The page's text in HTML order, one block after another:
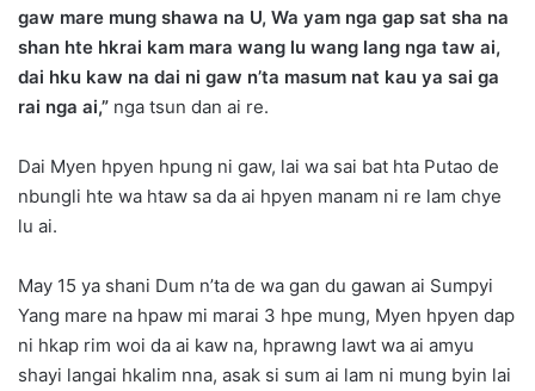
gaw mare mung shawa na U, Wa yam nga gap sat sha na
shan hte hkrai kam mara wang lu wang lang nga taw ai,
dai hku kaw na dai ni gaw n’ta masum nat kau ya sai ga
rai nga ai,” nga tsun dan ai re.
Dai Myen hpyen hpung ni gaw, lai wa sai bat hta Putao de
nbungli hte wa htaw sa da ai hpyen manam ni re lam chye
lu ai.
May 15 ya shani Dum n’ta de wa gan du gawan ai Sumpyi
Yang mare na hpaw mi marai 3 hpe mung, Myen hpyen dap
ni hkap rim woi da ai kaw na, hprawng lawt wa ai amyu
shayi langai hkalim nna, asak si sum ai lam ni mung byin lai